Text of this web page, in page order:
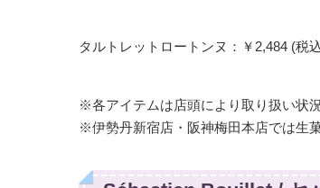
タルトレットロートンヌ：￥2,484 (税
※各アイテムは店頭により取り扱い状
※伊勢丹新宿店・阪神梅田本店では生